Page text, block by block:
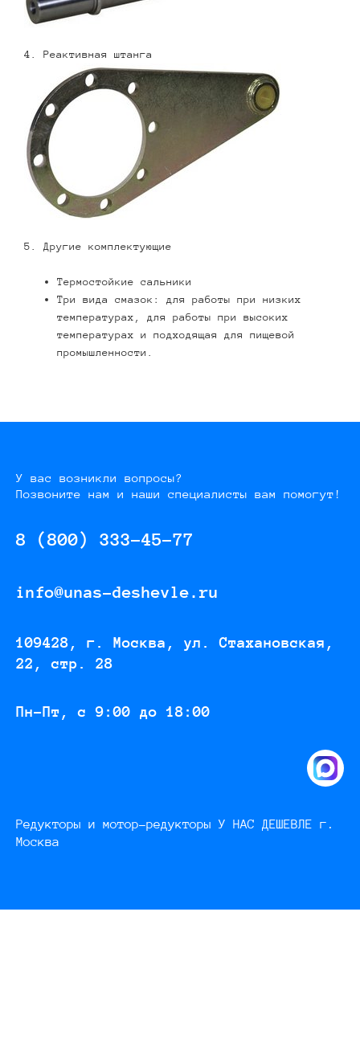
4. Реактивная штанга
5. Другие комплектующие
Термостойкие сальники
Три вида смазок: для работы при низких
температурах, для работы при высоких
температурах и подходящая для пищевой
промышленности.
У вас возникли вопросы?
Позвоните нам и наши специалисты вам помогут!
8 (800) 333-45-77
info@unas-deshevle.ru
109428, г. Москва, ул. Стахановская,
22, стр. 28
Пн-Пт, с 9:00 до 18:00
Редукторы и мотор-редукторы У НАС ДЕШЕВЛЕ г.
Москва